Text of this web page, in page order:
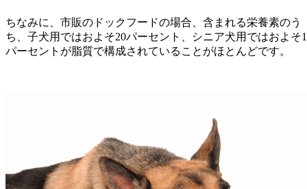
ちなみに、市販のドックフードの場合、含まれる栄養素のう
ち、子犬用ではおよそ20パーセント、シニア犬用ではおよそ
パーセントが脂質で構成されていることがほとんどです。